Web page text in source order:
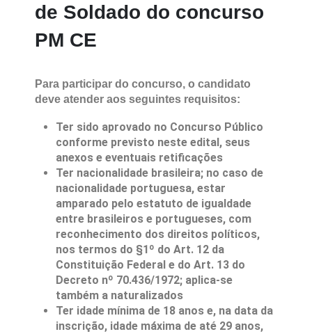
de Soldado do concurso
PM CE
Para participar do concurso, o candidato
deve atender aos seguintes requisitos:
Ter sido aprovado no Concurso Público
conforme previsto neste edital, seus
anexos e eventuais retificações
Ter nacionalidade brasileira; no caso de
nacionalidade portuguesa, estar
amparado pelo estatuto de igualdade
entre brasileiros e portugueses, com
reconhecimento dos direitos políticos,
nos termos do §1º do Art. 12 da
Constituição Federal e do Art. 13 do
Decreto nº 70.436/1972; aplica-se
também a naturalizados
Ter idade mínima de 18 anos e, na data da
inscrição, idade máxima de até 29 anos,